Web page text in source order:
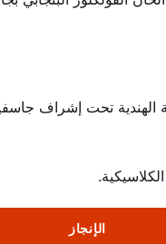
الهندية تحت إشراف
الإنجاز